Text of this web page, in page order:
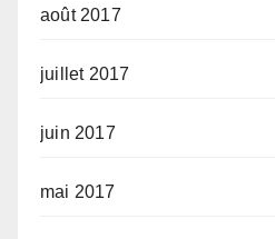
août 2017
juillet 2017
juin 2017
mai 2017